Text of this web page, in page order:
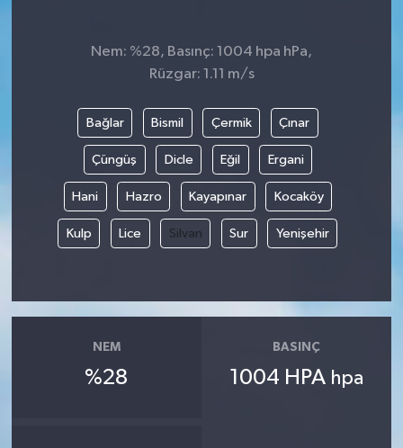
Nem: %28, Basınç: 1004 hpa hPa,
Rüzgar: 1.11 m/s
Bağlar Bismil Çermik Çınar
Çüngüş Dicle Eğil Ergani
Hani Hazro Kayapınar Kocaköy
Kulp Lice Silvan Sur Yenişehir
NEM
%28
BASINÇ
1004 HPA hpa